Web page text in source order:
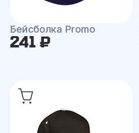
Бейсболка Promo
241 ₽